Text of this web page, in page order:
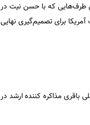
طرف‌هایی که با حسن نیت در
برای تصمیم‌گیری نهایی
باقری مذاکره کننده ارشد در